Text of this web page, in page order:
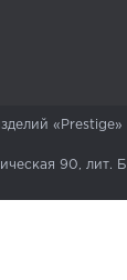
«Prestige»
90, лит. Б